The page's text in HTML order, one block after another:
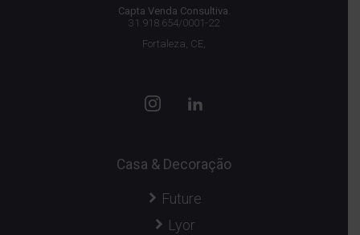
Capta Venda Consultiva.
31.918.654/0001-22
Fortaleza, CE,
Casa & Decoração
Future
Lyor